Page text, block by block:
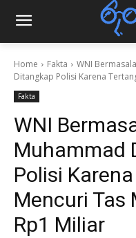
Home Fakta
WNI
Ditangkap Polisi Karena
Fakta
WNI
Muhammad
Polisi
Mencuri Tas
Rp1 Miliar